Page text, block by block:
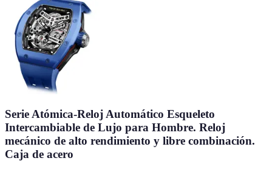
Serie Atómica-Reloj Automático Esqueleto
Intercambiable de Lujo para Hombre. Reloj
mecánico de alto rendimiento y libre combinación.
Caja de acero